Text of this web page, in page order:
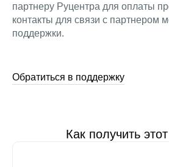
партнеру Руцентра для оплаты
контакты для связи с партнером
поддержки.
Обратиться в поддержку
Как получить